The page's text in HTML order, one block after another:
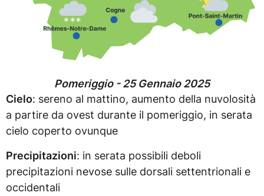
Pomeriggio - 25 Gennaio 2025
Cielo: sereno al mattino, aumento della nuvolosità
a partire da ovest durante il pomeriggio, in serata
cielo coperto ovunque
Precipitazioni: in serata possibili deboli
precipitazioni nevose sulle dorsali settentrionali e
occidentali